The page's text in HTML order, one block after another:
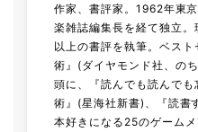
作家、書評家。1962年東
楽雑誌編集長を経て独立
以上の書評を執筆。ベス
術』(ダイヤモンド社、の
頭に、『読んでも読んで
術』(星海社新書)、『読書
本好きになる25のゲーム